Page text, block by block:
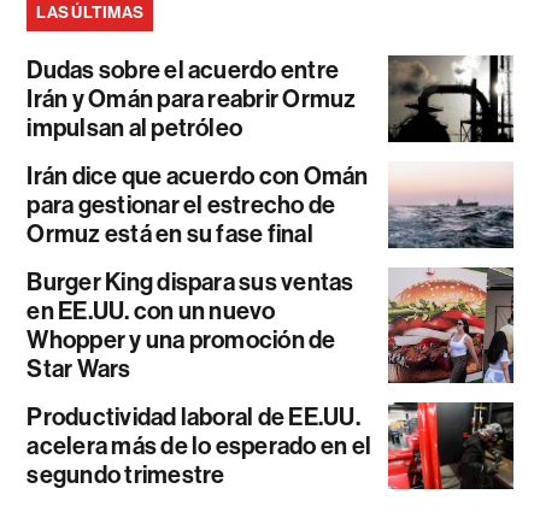
LAS ÚLTIMAS
Dudas sobre el acuerdo entre
Irán y Omán para reabrir Ormuz
impulsan al petróleo
Irán dice que acuerdo con Omán
para gestionar el estrecho de
Ormuz está en su fase final
Burger King dispara sus ventas
en EE.UU. con un nuevo
Whopper y una promoción de
Star Wars
Productividad laboral de EE.UU.
acelera más de lo esperado en el
segundo trimestre